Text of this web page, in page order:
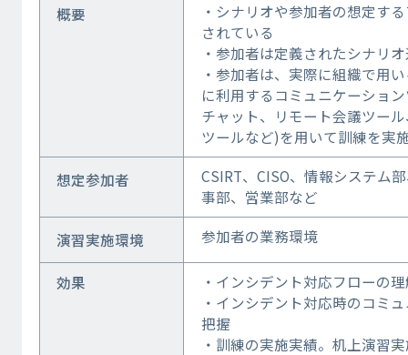
概要
・シナリオや参加者の想定す
されている
・参加者は定義されたシナリ
・参加者は、実際に組織で用
に利用するコミュニケーショ
チャット、リモート会議ツー
ツールなど)を用いて訓練を実
想定参加者
CSIRT、CISO、情報システム
事部、営業部など
演習実施環境 参加者の業務環境
効果
・インシデント対応フローの
・インシデント対応時のコミ
把握
・訓練の実施実績。机上演習